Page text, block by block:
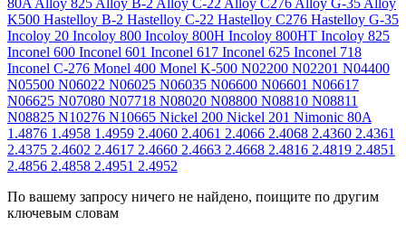
80A Alloy 825 Alloy B-2 Alloy C-22 Alloy C276 Alloy G-35 Alloy
K500 Hastelloy B-2 Hastelloy C-22 Hastelloy C276 Hastelloy G-35
Incoloy 20 Incoloy 800 Incoloy 800H Incoloy 800HT Incoloy 825
Inconel 600 Inconel 601 Inconel 617 Inconel 625 Inconel 718
Inconel C-276 Monel 400 Monel K-500 N02200 N02201 N04400
N05500 N06022 N06025 N06035 N06600 N06601 N06617
N06625 N07080 N07718 N08020 N08800 N08810 N08811
N08825 N10276 N10665 Nickel 200 Nickel 201 Nimonic 80A
1.4876 1.4958 1.4959 2.4060 2.4061 2.4066 2.4068 2.4360 2.4361
2.4375 2.4602 2.4617 2.4660 2.4663 2.4668 2.4816 2.4819 2.4851
2.4856 2.4858 2.4951 2.4952
По вашему запросу ничего не найдено, поищите по другим
ключевым словам